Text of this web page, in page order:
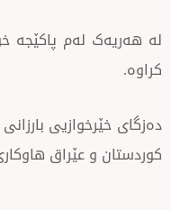
لە هەریەک لەم پاکێجە
کراوە.
دەزگای خێرخوازیی
کوردستان و عێراق